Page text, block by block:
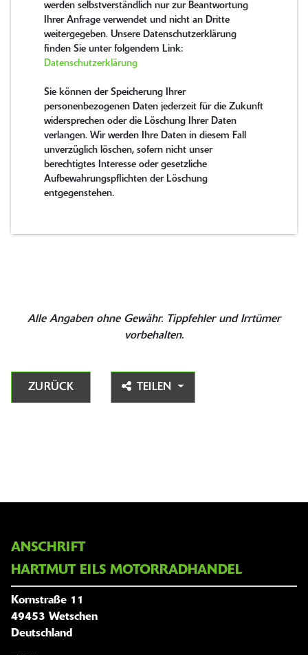
werden selbstverständlich nur zur Beantwortung
Ihrer Anfrage verwendet und nicht an Dritte
weitergegeben. Unsere Datenschutzerklärung
finden Sie unter folgendem Link:
Datenschutzerklärung
Sie können der Speicherung Ihrer
personenbezogenen Daten jederzeit für die Zukunft
widersprechen oder die Löschung Ihrer Daten
verlangen. Wir werden Ihre Daten in diesem Fall
unverzüglich löschen, sofern nicht unser
berechtigtes Interesse oder gesetzliche
Aufbewahrungspflichten der Löschung
entgegenstehen.
Alle Angaben ohne Gewähr. Tippfehler und Irrtümer
vorbehalten.
ZURÜCK TEILEN
ANSCHRIFT
HARTMUT EILS MOTORRADHANDEL
Kornstraße 11
49453 Wetschen
Deutschland